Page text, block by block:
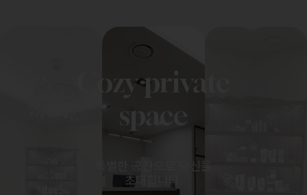
Cozy private
space
특별한 공간으로 당신을
초대합니다.